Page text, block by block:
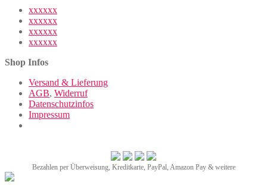
xxxxxx
xxxxxx
xxxxxx
xxxxxx
Shop Infos
Versand & Lieferung
AGB, Widerruf
Datenschutzinfos
Impressum